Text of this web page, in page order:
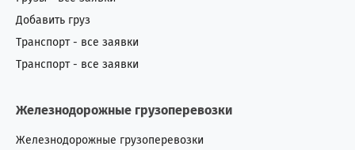
Добавить груз
Транспорт - все заявки
Транспорт - все заявки
Железнодорожные грузоперевозки
Железнодорожные грузоперевозки